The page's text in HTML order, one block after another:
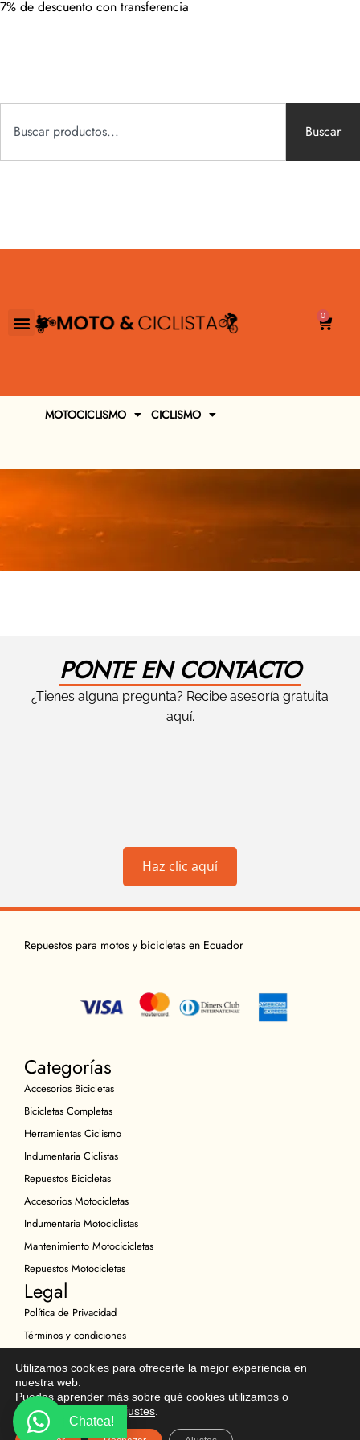
7% de descuento con transferencia
Buscar
0
MOTOCICLISMO CICLISMO
PONTE EN CONTACTO
¿Tienes alguna pregunta? Recibe asesoría gratuita
aquí.
Haz clic aquí
Repuestos para motos y bicicletas en Ecuador
Categorías
Accesorios Bicicletas
Bicicletas Completas
Herramientas Ciclismo
Indumentaria Ciclistas
Repuestos Bicicletas
Accesorios Motocicletas
Indumentaria Motociclistas
Mantenimiento Motocicicletas
Repuestos Motocicletas
Legal
Política de Privacidad
Términos y condiciones
Política de Devoluciones
Descargo de Responsabilidad
Copyright
Utilizamos cookies para ofrecerte la mejor experiencia en
nuestra web.
Puedes aprender más sobre qué cookies utilizamos o
desactivarlas en los
ajustes
Chatea!